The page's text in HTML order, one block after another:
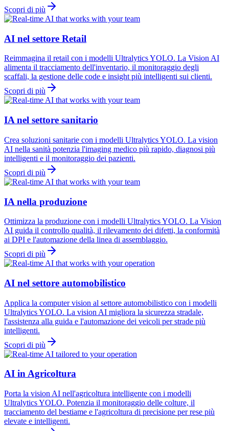
Scopri di più
AI nel settore Retail
Reimmagina il retail con i modelli Ultralytics YOLO. La Vision AI
alimenta il tracciamento dell'inventario, il monitoraggio degli
scaffali, la gestione delle code e insight più intelligenti sui clienti.
Scopri di più
IA nel settore sanitario
Crea soluzioni sanitarie con i modelli Ultralytics YOLO. La vision
AI nella sanità potenzia l'imaging medico più rapido, diagnosi più
intelligenti e il monitoraggio dei pazienti.
Scopri di più
IA nella produzione
Ottimizza la produzione con i modelli Ultralytics YOLO. La Vision
AI guida il controllo qualità, il rilevamento dei difetti, la conformità
ai DPI e l'automazione della linea di assemblaggio.
Scopri di più
AI nel settore automobilistico
Applica la computer vision al settore automobilistico con i modelli
Ultralytics YOLO. La vision AI migliora la sicurezza stradale,
l'assistenza alla guida e l'automazione dei veicoli per strade più
intelligenti.
Scopri di più
AI in Agricoltura
Porta la vision AI nell'agricoltura intelligente con i modelli
Ultralytics YOLO. Potenzia il monitoraggio delle colture, il
tracciamento del bestiame e l'agricoltura di precisione per rese più
elevate e intelligenti.